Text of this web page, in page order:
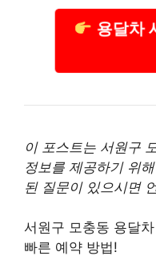
용달차
이 포스트는 서원구
정보를 제공하기 위
된 질문이 있으시면
서원구 모충동 용달
빠른 예약 방법!